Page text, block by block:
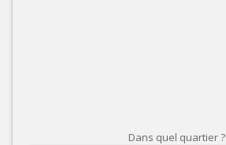
Dans quel quartier ?